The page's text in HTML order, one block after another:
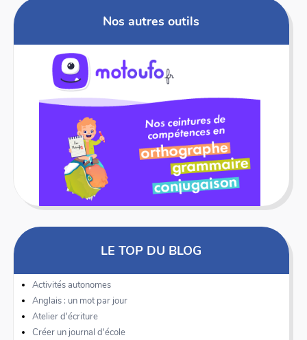
Nos autres outils
LE TOP DU BLOG
Activités autonomes
Anglais : un mot par jour
Atelier d'écriture
Créer un journal d'école